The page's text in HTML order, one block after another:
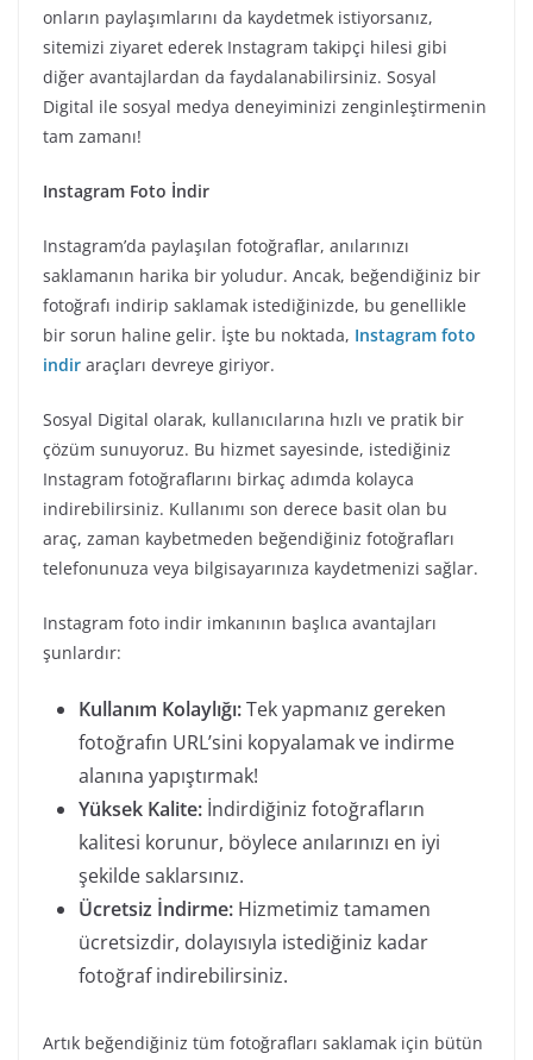
onların paylaşımlarını da kaydetmek istiyorsanız,
sitemizi ziyaret ederek Instagram takipçi hilesi gibi
diğer avantajlardan da faydalanabilirsiniz. Sosyal
Digital ile sosyal medya deneyiminizi zenginleştirmenin
tam zamanı!
Instagram Foto İndir
Instagram’da paylaşılan fotoğraflar, anılarınızı
saklamanın harika bir yoludur. Ancak, beğendiğiniz bir
fotoğrafı indirip saklamak istediğinizde, bu genellikle
bir sorun haline gelir. İşte bu noktada, Instagram foto
indir araçları devreye giriyor.
Sosyal Digital olarak, kullanıcılarına hızlı ve pratik bir
çözüm sunuyoruz. Bu hizmet sayesinde, istediğiniz
Instagram fotoğraflarını birkaç adımda kolayca
indirebilirsiniz. Kullanımı son derece basit olan bu
araç, zaman kaybetmeden beğendiğiniz fotoğrafları
telefonunuza veya bilgisayarınıza kaydetmenizi sağlar.
Instagram foto indir imkanının başlıca avantajları
şunlardır:
Kullanım Kolaylığı:Tek yapmanız gereken
fotoğrafın URL’sini kopyalamak ve indirme
alanına yapıştırmak!
Yüksek Kalite: İndirdiğiniz fotoğrafların
kalitesi korunur, böylece anılarınızı en iyi
şekilde saklarsınız.
Ücretsiz İndirme: Hizmetimiz tamamen
ücretsizdir, dolayısıyla istediğiniz kadar
fotoğraf indirebilirsiniz.
Artık beğendiğiniz tüm fotoğrafları saklamak için bütün